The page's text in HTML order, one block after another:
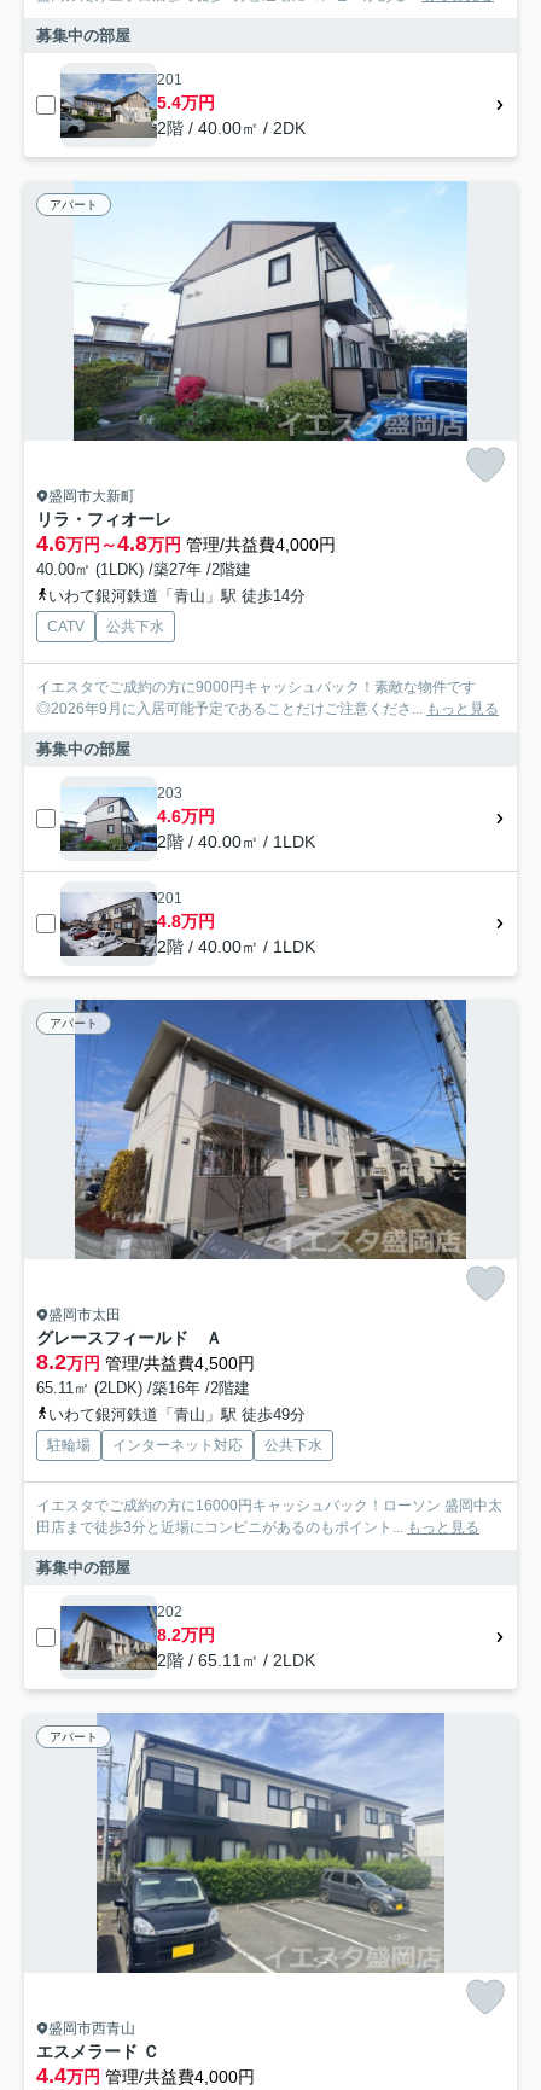
募集中の部屋
201
5.4万円
2階 / 40.00㎡ / 2DK
アパート
盛岡市大新町
リラ・フィオーレ
4.6万円～4.8万円 管理/共益費4,000円
40.00㎡ (1LDK) /築27年 /2階建
いわて銀河鉄道「青山」駅 徒歩14分
CATV 公共下水
イエスタでご成約の方に9000円キャッシュバック！素敵な物件です
◎2026年9月に入居可能予定であることだけご注意くださ... もっと見る
募集中の部屋
203
4.6万円
2階 / 40.00㎡ / 1LDK
201
4.8万円
2階 / 40.00㎡ / 1LDK
アパート
盛岡市太田
グレースフィールド Ａ
8.2万円 管理/共益費4,500円
65.11㎡ (2LDK) /築16年 /2階建
いわて銀河鉄道「青山」駅 徒歩49分
駐輪場 インターネット対応 公共下水
イエスタでご成約の方に16000円キャッシュバック！ローソン 盛岡中太
田店まで徒歩3分と近場にコンビニがあるのもポイント... もっと見る
募集中の部屋
202
8.2万円
2階 / 65.11㎡ / 2LDK
アパート
盛岡市西青山
エスメラード Ｃ
4.4万円 管理/共益費4,000円